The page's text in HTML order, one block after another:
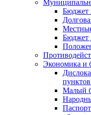
Бюджет
Бюджет
Экономика и
Малый